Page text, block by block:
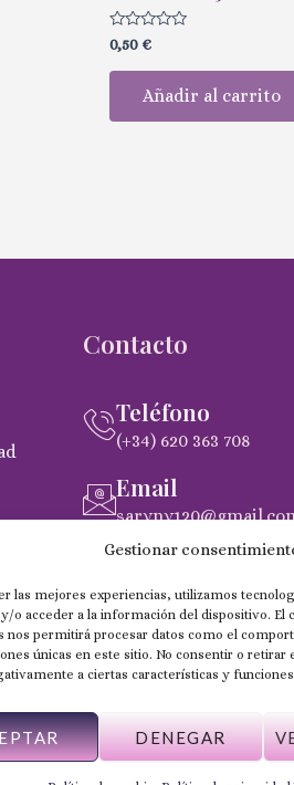
Gestionar
las mejores experiencias, utilizamos
o acceder a la información del dispositivo. El
nos permitirá procesar datos como el
únicas en este sitio. No consentir o retirar
a ciertas características y
DENEGAR
Valorado
con
0
0,50 €
Añadir al carrito
Contacto
Teléfono
(+34) 620 363 708
Email
Dirección
C. Gobernador Marín
Las Palmas de Gran
Web desarrollada por